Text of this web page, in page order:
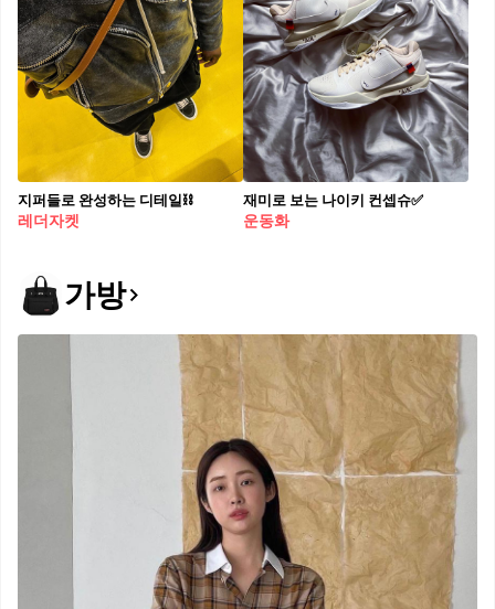
지퍼들로 완성하는 디테일⛓
레더자켓
재미로 보는 나이키 컨셉슈✅
운동화
가방